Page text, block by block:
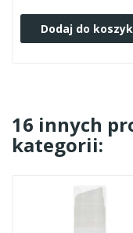
Dodaj do
16 innych
kategorii: